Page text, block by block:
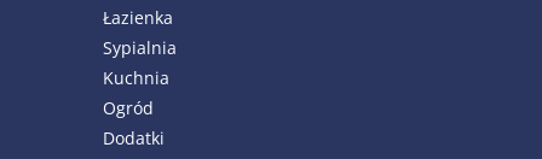
Łazienka
Sypialnia
Kuchnia
Ogród
Dodatki